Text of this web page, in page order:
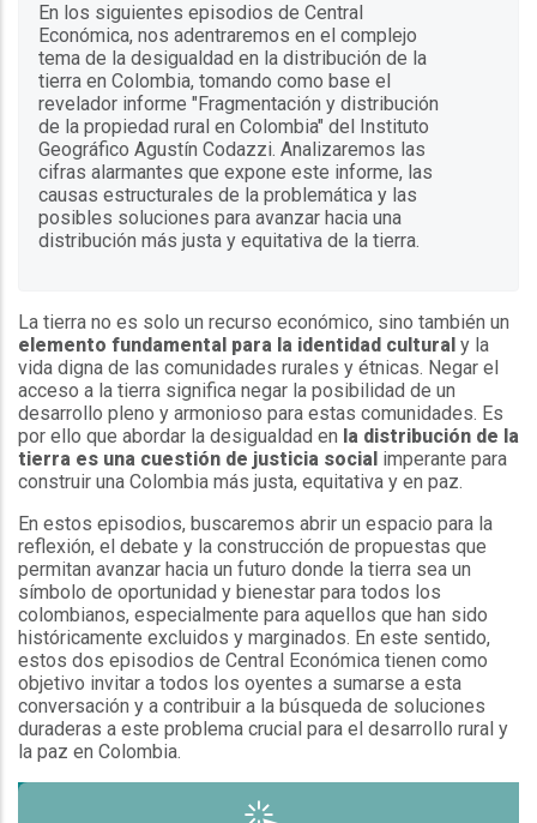
En los siguientes episodios de Central
Económica, nos adentraremos en el complejo
tema de la desigualdad en la distribución de la
tierra en Colombia, tomando como base el
revelador informe "Fragmentación y distribución
de la propiedad rural en Colombia" del Instituto
Geográfico Agustín Codazzi. Analizaremos las
cifras alarmantes que expone este informe, las
causas estructurales de la problemática y las
posibles soluciones para avanzar hacia una
distribución más justa y equitativa de la tierra.
La tierra no es solo un recurso económico, sino también un
elemento fundamental para la identidad cultural y la
vida digna de las comunidades rurales y étnicas. Negar el
acceso a la tierra significa negar la posibilidad de un
desarrollo pleno y armonioso para estas comunidades. Es
por ello que abordar la desigualdad en la distribución de la
tierra es una cuestión de justicia social imperante para
construir una Colombia más justa, equitativa y en paz.
En estos episodios, buscaremos abrir un espacio para la
reflexión, el debate y la construcción de propuestas que
permitan avanzar hacia un futuro donde la tierra sea un
símbolo de oportunidad y bienestar para todos los
colombianos, especialmente para aquellos que han sido
históricamente excluidos y marginados. En este sentido,
estos dos episodios de Central Económica tienen como
objetivo invitar a todos los oyentes a sumarse a esta
conversación y a contribuir a la búsqueda de soluciones
duraderas a este problema crucial para el desarrollo rural y
la paz en Colombia.